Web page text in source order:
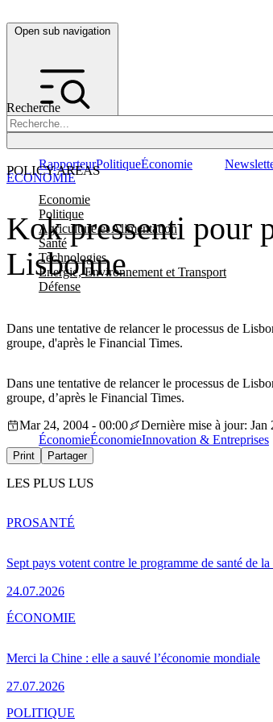
Open sub navigation
Recherche
POLICY AREAS
Economie
Politique
Agriculture et Alimentation
Santé
Technologies
Energie, Environnement et Transport
Défense
RapporteurPolitiqueÉconomie
Kok pressenti pour
Lisbonne
Dans une tentative de relancer le processus de
groupe, d'après le Financial Times.
ÉCONOMIE
Dans une tentative de relancer le processus de
groupe, d’après le Financial Times.
Mar 24, 2004 - 00:00
Dernière mise à jour: Jan
ÉconomieÉconomieInnovation & Entreprises
Print Partager
LES PLUS LUS
Sept pays votent contre le programme de santé de
24.07.2026
PROSANTÉ
Merci la Chine : elle a sauvé l’économie mondiale
27.07.2026
ÉCONOMIE
POLITIQUE